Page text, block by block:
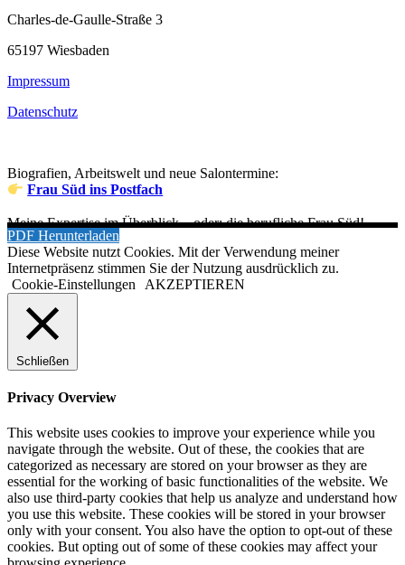
Charles-de-Gaulle-Straße 3
65197 Wiesbaden
Impressum
Datenschutz
Biografien, Arbeitswelt und neue Salontermine:
Frau Süd ins Postfach
Meine Expertise im Überblick – oder: die berufliche Frau Süd!
PDF Herunterladen
Diese Website nutzt Cookies. Mit der Verwendung meiner
Internetpräsenz stimmen Sie der Nutzung ausdrücklich zu.
Cookie-Einstellungen
AKZEPTIEREN
Schließen
Privacy Overview
This website uses cookies to improve your experience while you
navigate through the website. Out of these, the cookies that are
categorized as necessary are stored on your browser as they are
essential for the working of basic functionalities of the website. We
also use third-party cookies that help us analyze and understand how
you use this website. These cookies will be stored in your browser
only with your consent. You also have the option to opt-out of these
cookies. But opting out of some of these cookies may affect your